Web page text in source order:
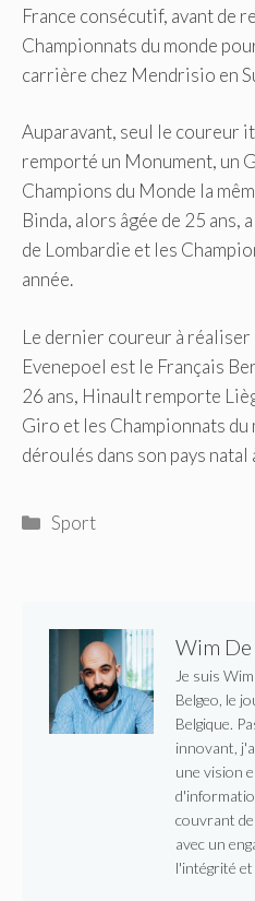
France consécutif, avant de
Championnats du monde
carrière chez Mendrisio en
Auparavant, seul le coureur
remporté un Monument, un
Champions du Monde la
Binda, alors âgée de 25 ans,
de Lombardie et les
année.
Le dernier coureur à réaliser
Evenepoel est le Français
26 ans, Hinault remporte
Giro et les Championnats du
déroulés dans son pays natal
Catégories
Sport
Wim
Je suis
Belgeo, le
Belgique.
innovant,
une vision
couvrant
avec un
l'intégrité